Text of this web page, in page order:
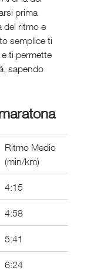
prima
del ritmo e
semplice ti
ti permette
sapendo
Ritmo Medio
(min/km)
4:15
4:58
5:41
6:24